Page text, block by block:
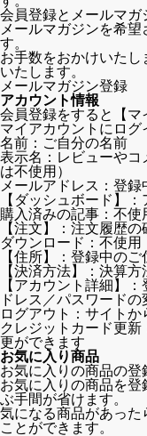
会員登録とメールマガ
メールマガジンを希
す。
お手数をおかけいた
いたします。
メールマガジン登録
アカウント情報
会員登録をすると【マ
マイアカウントにログ
名前：ご自分の名前
表示名：レビューや
は不使用）
メールアドレス：登
【ダッシュボード】
購入済みの記事：不使
【注文】：注文履歴
ダウンロード：不使用
【住所】：登録中の
【決済方法】：決算
【アカウント詳細】
ドレス／パスワード
ログアウト：サイト
クレジットカード更
更ができます
お気に入り商品
お気に入りの商品の登
お気に入りの商品を
ぶ手間が省けます。
気になる商品があった
ことができます。